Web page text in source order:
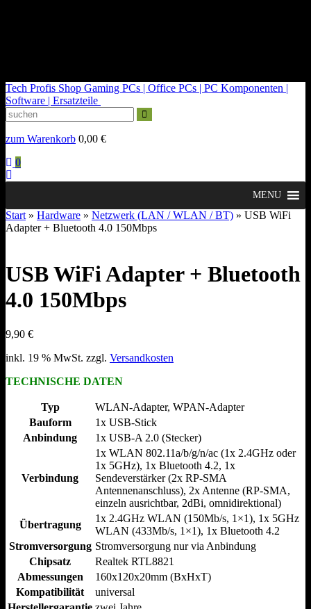
Tech Profis Shop Gaming PCs | Office PCs | PC Komponenten |
Software | Ersatzteile
zum Warenkorb 0,00 €
0
MENU
Start » Hardware » Netzwerk (LAN / WLAN / BT) » USB WiFi
Adapter + Bluetooth 4.0 150Mbps
USB WiFi Adapter + Bluetooth
4.0 150Mbps
9,90 €
inkl. 19 % MwSt. zzgl. Versandkosten
TECHNISCHE DATEN
Typ
WLAN-Adapter, WPAN-Adapter
Bauform
1x USB-Stick
Anbindung
1x USB-A 2.0 (Stecker)
Verbindung
1x WLAN 802.11a/​b/​g/​n/​ac (1x 2.4GHz oder
1x 5GHz), 1x Bluetooth 4.2, 1x
Sendeverstärker (2x RP-SMA
Antennenanschluss), 2x Antenne (RP-SMA,
einzeln ausrichtbar, 2dBi, omnidirektional)
Übertragung
1x 2.4GHz WLAN (150Mb/​s, 1×1), 1x 5GHz
WLAN (433Mb/​s, 1×1), 1x Bluetooth 4.2
Stromversorgung Stromversorgung nur via Anbindung
Chipsatz
Realtek RTL8821
Abmessungen
160x120x20mm (BxHxT)
Kompatibilität
universal